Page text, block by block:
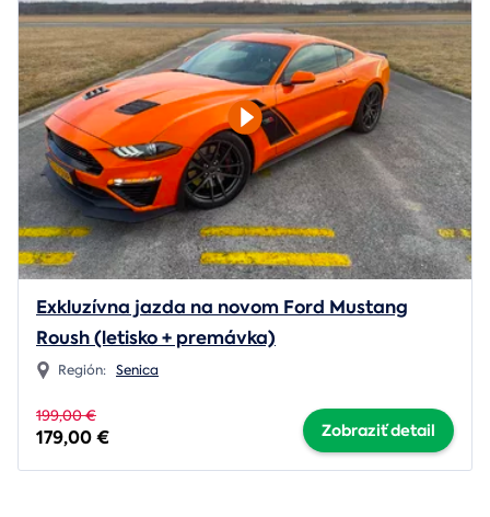
Exkluzívna jazda na novom Ford Mustang
Roush (letisko + premávka)
Región: Senica
199,00 €
179,00 € Zobraziť detail